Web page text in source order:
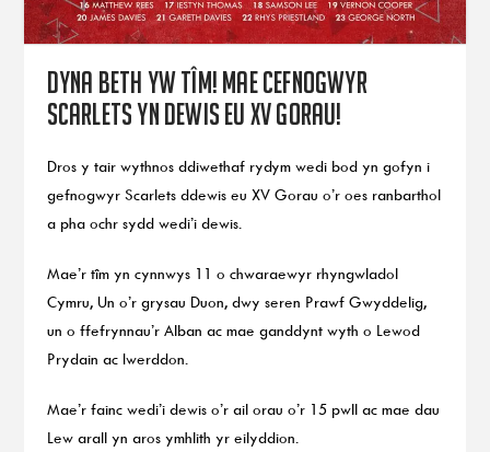
Dyna beth yw tîm! Mae cefnogwyr
Scarlets yn dewis eu XV Gorau!
Dros y tair wythnos ddiwethaf rydym wedi bod yn gofyn i
gefnogwyr Scarlets ddewis eu XV Gorau o’r oes ranbarthol
a pha ochr sydd wedi’i dewis.
Mae’r tîm yn cynnwys 11 o chwaraewyr rhyngwladol
Cymru, Un o’r grysau Duon, dwy seren Prawf Gwyddelig,
un o ffefrynnau’r Alban ac mae ganddynt wyth o Lewod
Prydain ac Iwerddon.
Mae’r fainc wedi’i dewis o’r ail orau o’r 15 pwll ac mae dau
Lew arall yn aros ymhlith yr eilyddion.